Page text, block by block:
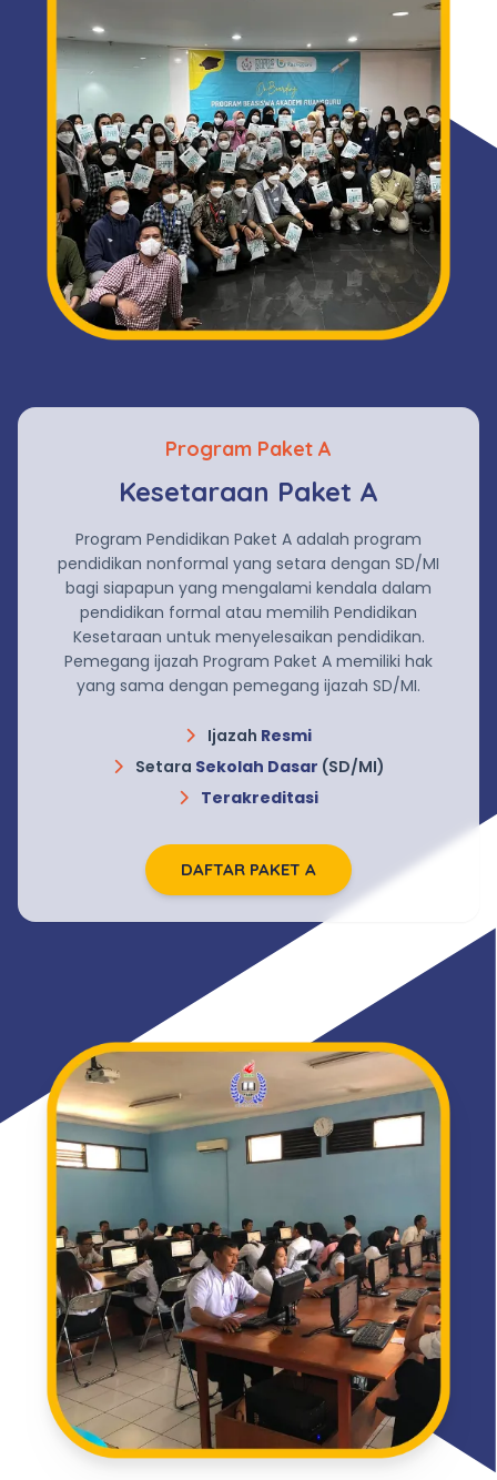
Program Paket A
Kesetaraan Paket A
Program Pendidikan Paket A adalah program
pendidikan nonformal yang setara dengan SD/MI
bagi siapapun yang mengalami kendala dalam
pendidikan formal atau memilih Pendidikan
Kesetaraan untuk menyelesaikan pendidikan.
Pemegang ijazah Program Paket A memiliki hak
yang sama dengan pemegang ijazah SD/MI.
Ijazah Resmi
Setara Sekolah Dasar (SD/MI)
Terakreditasi
DAFTAR PAKET A